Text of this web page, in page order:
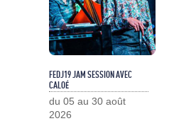
FEDJ19 JAM SESSION AVEC
CALOÉ
du 05 au 30 août
2026